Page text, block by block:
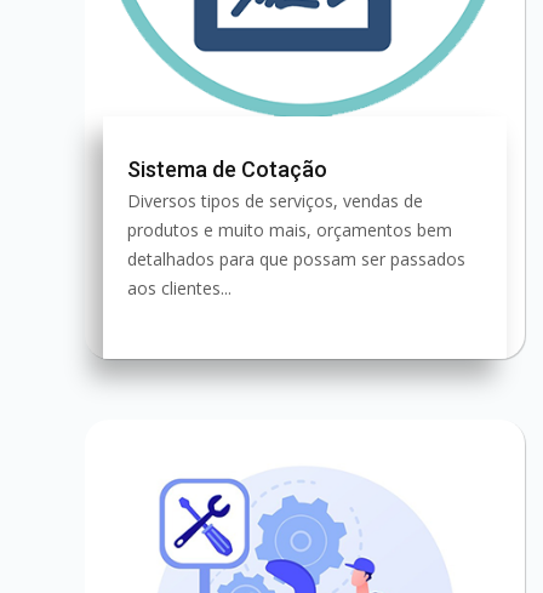
Sistema de Cotação
Diversos tipos de serviços, vendas de
produtos e muito mais, orçamentos bem
detalhados para que possam ser passados
aos clientes...